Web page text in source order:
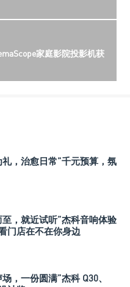
家庭影院投影机获
，治愈日常”千元预算，氛
，就近试听”杰科音响体验
门店在不在你身边
，一份圆满”杰科 Q30、